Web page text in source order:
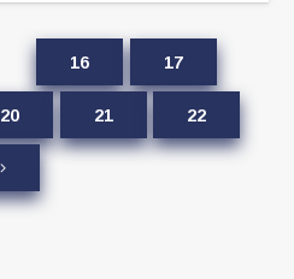
16 17
20 21 22